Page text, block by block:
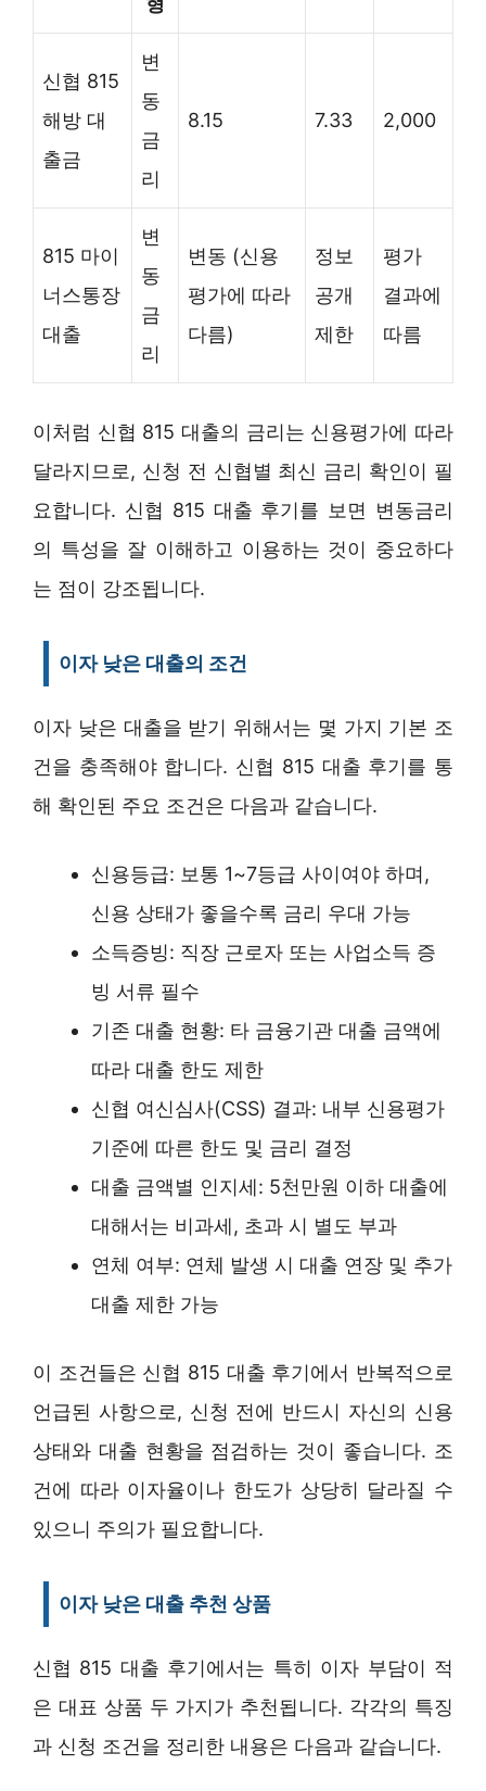
신협 815
해방 대
출금
변
동
금
리
8.15 7.33 2,000
815 마이
너스통장
대출
변
동
금
리
변동 (신용
평가에 따라
다름)
정보
공개
제한
평가
결과에
따름
이처럼 신협 815 대출의 금리는 신용평가에 따라
달라지므로, 신청 전 신협별 최신 금리 확인이 필
요합니다. 신협 815 대출 후기를 보면 변동금리
의 특성을 잘 이해하고 이용하는 것이 중요하다
는 점이 강조됩니다.
이자 낮은 대출의 조건
이자 낮은 대출을 받기 위해서는 몇 가지 기본 조
건을 충족해야 합니다. 신협 815 대출 후기를 통
해 확인된 주요 조건은 다음과 같습니다.
신용등급: 보통 1~7등급 사이여야 하며,
신용 상태가 좋을수록 금리 우대 가능
소득증빙: 직장 근로자 또는 사업소득 증
빙 서류 필수
기존 대출 현황: 타 금융기관 대출 금액에
따라 대출 한도 제한
신협 여신심사(CSS) 결과: 내부 신용평가
기준에 따른 한도 및 금리 결정
대출 금액별 인지세: 5천만원 이하 대출에
대해서는 비과세, 초과 시 별도 부과
연체 여부: 연체 발생 시 대출 연장 및 추가
대출 제한 가능
이 조건들은 신협 815 대출 후기에서 반복적으로
언급된 사항으로, 신청 전에 반드시 자신의 신용
상태와 대출 현황을 점검하는 것이 좋습니다. 조
건에 따라 이자율이나 한도가 상당히 달라질 수
있으니 주의가 필요합니다.
이자 낮은 대출 추천 상품
신협 815 대출 후기에서는 특히 이자 부담이 적
은 대표 상품 두 가지가 추천됩니다. 각각의 특징
과 신청 조건을 정리한 내용은 다음과 같습니다.